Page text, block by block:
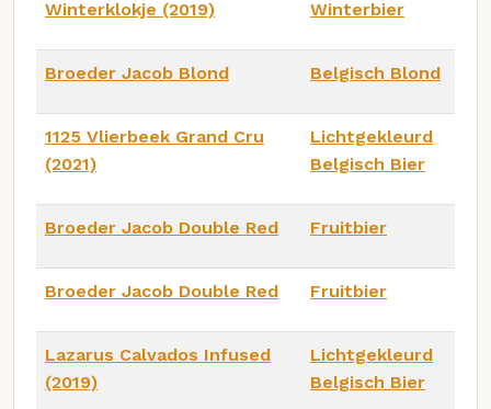
Winterklokje (2019) Winterbier
Broeder Jacob Blond Belgisch Blond
1125 Vlierbeek Grand Cru
(2021)
Lichtgekleurd
Belgisch Bier
Broeder Jacob Double Red Fruitbier
Broeder Jacob Double Red Fruitbier
Lazarus Calvados Infused
(2019)
Lichtgekleurd
Belgisch Bier